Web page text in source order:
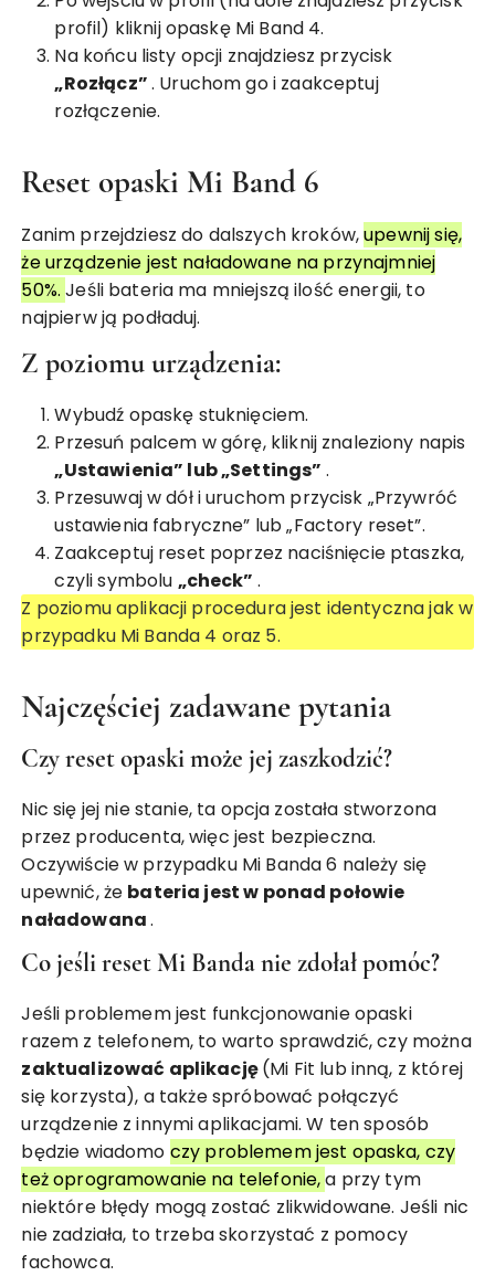
profil) kliknij opaskę Mi Band 4.
Na końcu listy opcji znajdziesz przycisk
„Rozłącz”. Uruchom go i zaakceptuj
rozłączenie.
Reset opaski Mi Band 6
Zanim przejdziesz do dalszych kroków,upewnij się,
że urządzenie jest naładowane na przynajmniej
50%.Jeśli bateria ma mniejszą ilość energii, to
najpierw ją podładuj.
Z poziomu urządzenia:
Wybudź opaskę stuknięciem.
Przesuń palcem w górę, kliknij znaleziony napis
„Ustawienia” lub „Settings” .
Przesuwaj w dół i uruchom przycisk „Przywróć
ustawienia fabryczne” lub „Factory reset”.
Zaakceptuj reset poprzez naciśnięcie ptaszka,
czyli symbolu „check” .
Z poziomu aplikacji procedura jest identyczna jak w
przypadku Mi Banda 4 oraz 5.
Najczęściej zadawane pytania
Czy reset opaski może jej zaszkodzić?
Nic się jej nie stanie, ta opcja została stworzona
przez producenta, więc jest bezpieczna.
Oczywiście w przypadku Mi Banda 6 należy się
upewnić, że bateria jest w ponad połowie
naładowana.
Co jeśli reset Mi Banda nie zdołał pomóc?
Jeśli problemem jest funkcjonowanie opaski
razem z telefonem, to warto sprawdzić, czy można
zaktualizować aplikację(Mi Fit lub inną, z której
się korzysta), a także spróbować połączyć
urządzenie z innymi aplikacjami. W ten sposób
będzie wiadomo czy problemem jest opaska, czy
też oprogramowanie na telefonie,a przy tym
niektóre błędy mogą zostać zlikwidowane. Jeśli nic
nie zadziała, to trzeba skorzystać z pomocy
fachowca.